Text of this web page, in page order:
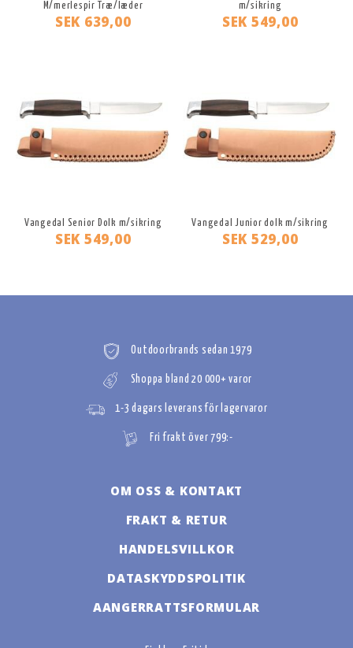
M/merlespir Træ/læder
SEK 639,00
m/sikring
SEK 549,00
Vangedal Senior Dolk m/sikring
SEK 549,00
Vangedal Junior dolk m/sikring
SEK 529,00
Outdoorbrands sedan 1979
Shoppa bland 20 000+ varor
1-3 dagars leverans för lagervaror
Fri frakt över 799:-
OM OSS & KONTAKT
FRAKT & RETUR
HANDELSVILLKOR
DATASKYDDSPOLITIK
AANGERRATTSFORMULAR